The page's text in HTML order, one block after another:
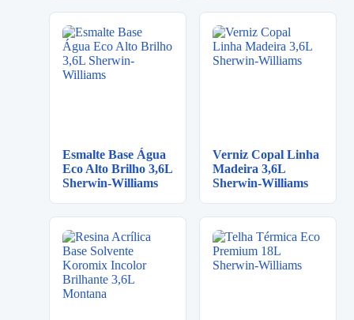
Esmalte Base Água
Eco Alto Brilho 3,6L
Sherwin-Williams
Verniz Copal Linha
Madeira 3,6L
Sherwin-Williams